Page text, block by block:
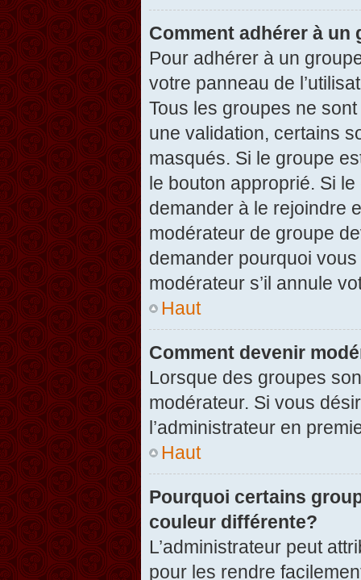
Comment adhérer à un
Pour adhérer à un
votre panneau de
Tous les groupes ne
une validation, certains
masqués. Si le groupe
le bouton approprié. Si
demander à le rejoindre
modérateur de groupe
demander pourquoi
modérateur s’il annule
Haut
Comment devenir
Lorsque des groupes
modérateur. Si vous
l’administrateur en
Haut
Pourquoi certains
couleur différente?
L’administrateur peut
pour les rendre